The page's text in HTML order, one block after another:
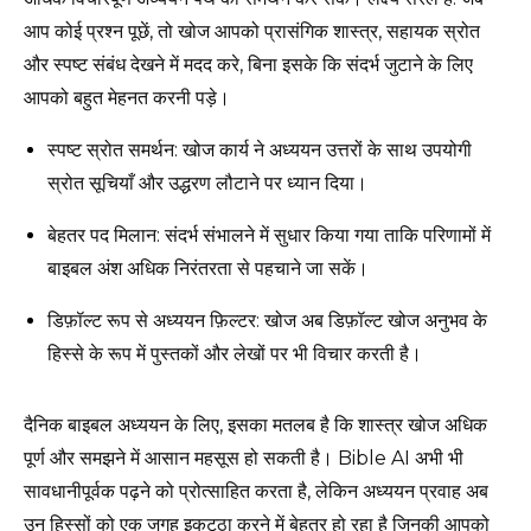
आप कोई प्रश्न पूछें, तो खोज आपको प्रासंगिक शास्त्र, सहायक स्रोत
और स्पष्ट संबंध देखने में मदद करे, बिना इसके कि संदर्भ जुटाने के लिए
आपको बहुत मेहनत करनी पड़े।
स्पष्ट स्रोत समर्थन: खोज कार्य ने अध्ययन उत्तरों के साथ उपयोगी
स्रोत सूचियाँ और उद्धरण लौटाने पर ध्यान दिया।
बेहतर पद मिलान: संदर्भ संभालने में सुधार किया गया ताकि परिणामों में
बाइबल अंश अधिक निरंतरता से पहचाने जा सकें।
डिफ़ॉल्ट रूप से अध्ययन फ़िल्टर: खोज अब डिफ़ॉल्ट खोज अनुभव के
हिस्से के रूप में पुस्तकों और लेखों पर भी विचार करती है।
दैनिक बाइबल अध्ययन के लिए, इसका मतलब है कि शास्त्र खोज अधिक
पूर्ण और समझने में आसान महसूस हो सकती है। Bible AI अभी भी
सावधानीपूर्वक पढ़ने को प्रोत्साहित करता है, लेकिन अध्ययन प्रवाह अब
उन हिस्सों को एक जगह इकट्ठा करने में बेहतर हो रहा है जिनकी आपको